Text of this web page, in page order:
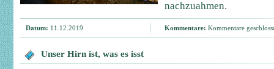
nachzuahmen.
Datum: 11.12.2019 Kommentare: Kommentare
Unser Hirn ist, was es isst